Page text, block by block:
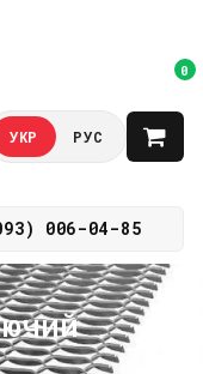
006-04-85
УКР РУС
0